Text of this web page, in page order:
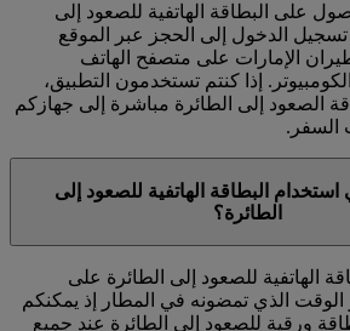
على البطاقة الهاتفية للصعود إلى
تسجيل الدخول إلى الحجز عبر الموقع
الإمارات على متصفح الهاتف
إذا كنتم تستخدمون التطبيق،
الصعود إلى الطائرة مباشرة إلى جهازكم
السفر.
البطاقة الهاتفية للصعود إلى
الطائرة؟
الهاتفية للصعود إلى الطائرة على
الذي تمضونه في المطار إذ يمكنكم
ورقية للصعود إلى الطائرة عند جميع